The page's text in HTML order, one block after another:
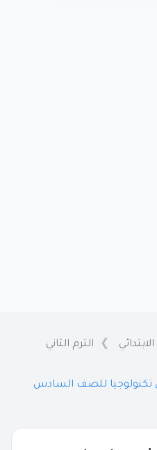
الترم الثاني
تكنولوجيا للصف السادس